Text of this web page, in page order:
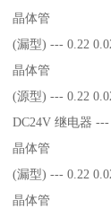
晶体管
(漏型) --- 0.22
晶体管
(源型) --- 0.22
DC24V 继电器 ---
晶体管
(漏型) --- 0.22
晶体管